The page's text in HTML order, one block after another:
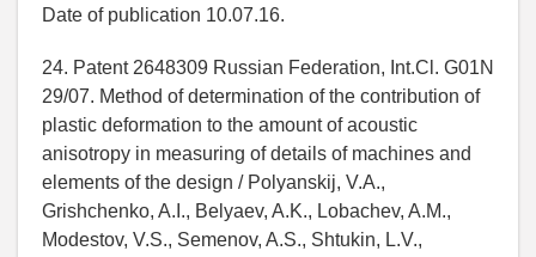
Date of publication 10.07.16.
24. Patent 2648309 Russian Federation, Int.Cl. G01N
29/07. Method of determination of the contribution of
plastic deformation to the amount of acoustic
anisotropy in measuring of details of machines and
elements of the design / Polyanskij, V.A.,
Grishchenko, A.I., Belyaev, A.K., Lobachev, A.M.,
Modestov, V.S., Semenov, A.S., Shtukin, L.V.,